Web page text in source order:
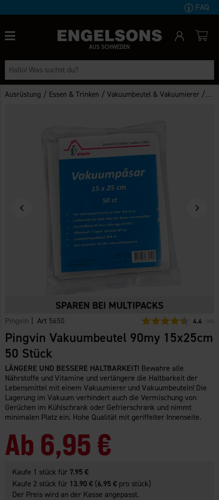
FAQ
AUS SCHWEDEN
Ausrüstung / Essen & Trinken /Vakuumbeutel & Vakuumierer /
Pingvin | Art 5650 4.6 64
Pingvin Vakuumbeutel 90my 15x25cm
50 Stück
LÄNGERE UND BESSERE HALTBARKEIT! Bewahre alle
Nährstoffe und Vitamine und verlängere die Haltbarkeit der
Lebensmittel mit einem Vakuumierer und Vakuumbeuteln! Die
Lagerung im Vakuum verhindert auch die Vermischung von
Gerüchen im Kühlschrank oder Gefrierschrank und nimmt
minimalen Platz ein. Hohe Qualität mit geriffelter Innenseite.
Ab 6,95 €
Kaufe 1 stück für 7.95 €
Kaufe 2 stück für 13.90 € (6.95 € pro stück)
Der Preis wird an der Kasse angepasst.